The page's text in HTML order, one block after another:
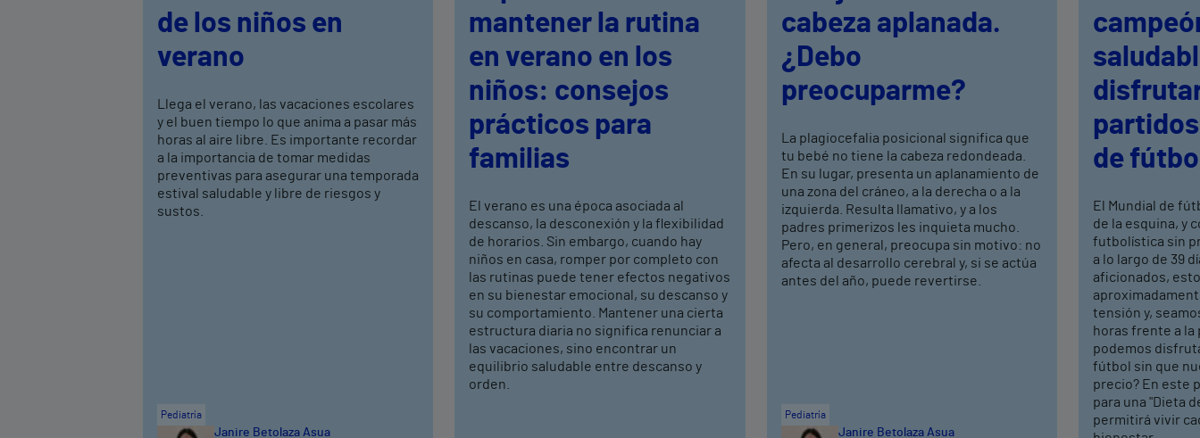
de los niños en
verano
Llega el verano, las vacaciones escolares
y el buen tiempo lo que anima a pasar más
horas al aire libre. Es importante recordar
a la importancia de tomar medidas
preventivas para asegurar una temporada
estival saludable y libre de riesgos y
sustos.
Pediatría
Janire Betolaza Asua
mantener la rutina
en verano en los
niños: consejos
prácticos para
familias
El verano es una época asociada al
descanso, la desconexión y la flexibilidad
de horarios. Sin embargo, cuando hay
niños en casa, romper por completo con
las rutinas puede tener efectos negativos
en su bienestar emocional, su descanso y
su comportamiento. Mantener una cierta
estructura diaria no significa renunciar a
las vacaciones, sino encontrar un
equilibrio saludable entre descanso y
orden.
cabeza aplanada.
¿Debo
preocuparme?
La plagiocefalia posicional significa que
tu bebé no tiene la cabeza redondeada.
En su lugar, presenta un aplanamiento de
una zona del cráneo, a la derecha o a la
izquierda. Resulta llamativo, y a los
padres primerizos les inquieta mucho.
Pero, en general, preocupa sin motivo: no
afecta al desarrollo cerebral y, si se actúa
antes del año, puede revertirse.
Pediatría
Janire Betolaza Asua
de
El Mundial de
de la esquina, y
futbolística sin
a lo largo de 39
aficionados,
tensión y,
horas frente a la
podemos
fútbol sin que
precio? En este
para una "Dieta
permitirá vivir